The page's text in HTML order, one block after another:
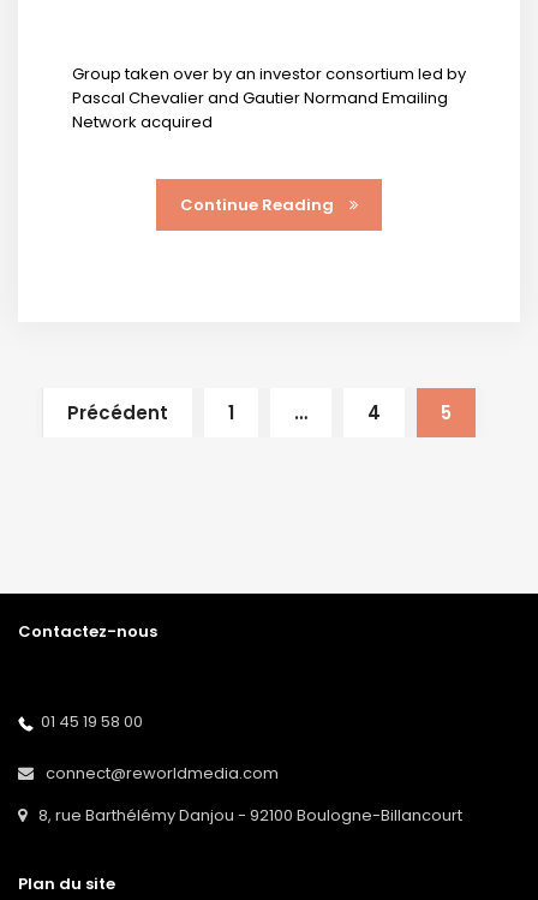
Group taken over by an investor consortium led by
Pascal Chevalier and Gautier Normand Emailing
Network acquired
Continue Reading
Précédent 1 … 4 5
Contactez-nous
01 45 19 58 00
connect@reworldmedia.com
8, rue Barthélémy Danjou - 92100 Boulogne-Billancourt
Plan du site